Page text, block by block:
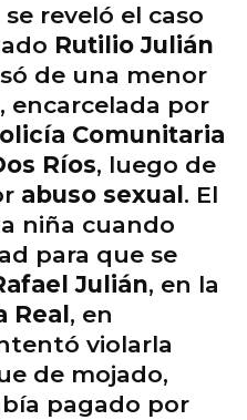
reveló el caso
Rutilio Julián
de una menor
encarcelada por
Comunitaria
Ríos, luego de
abuso sexual. El
niña cuando
para que se
Julián, en la
Real, en
violarla
de mojado,
pagado por